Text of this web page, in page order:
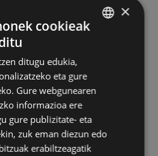
×
cookieak
ditugu edukia,
eta gure
Gure webgunearen
informazioa ere
gure publizitate- eta
zuk eman diezun edo
erabiltzeagatik